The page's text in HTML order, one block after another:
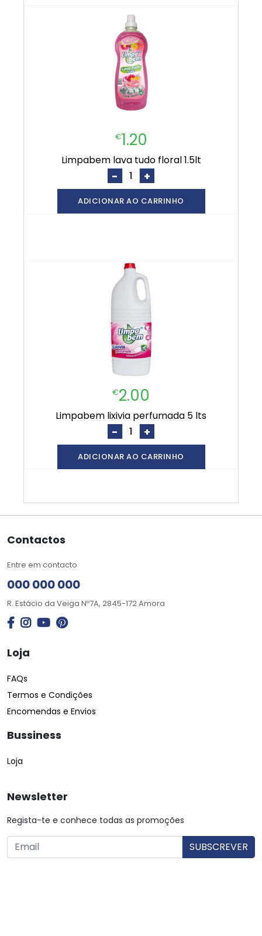
€1.20
limpabem lava tudo floral 1.5lt
- +
ADICIONAR AO CARRINHO
€2.00
limpabem lixivia perfumada 5 lts
- +
ADICIONAR AO CARRINHO
Contactos
Entre em contacto
000 000 000
R. Estácio da Veiga Nº7A, 2845-172 Amora
Loja
FAQs
Termos e Condições
Encomendas e Envios
Bussiness
Loja
Newsletter
Regista-te e conhece todas as promoções